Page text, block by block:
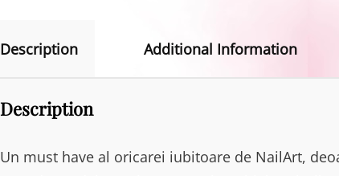
Description Additional Information
Description
Un must have al oricarei iubitoare de NailArt,